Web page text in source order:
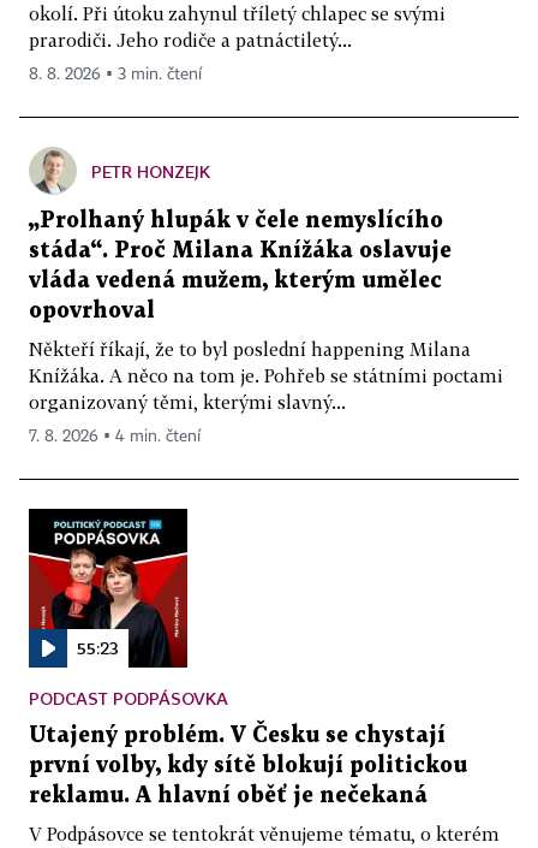
okolí. Při útoku zahynul tříletý chlapec se svými
prarodiči. Jeho rodiče a patnáctiletý...
8. 8. 2026 ▪ 3 min. čtení
PETR HONZEJK
„Prolhaný hlupák v čele nemyslícího
stáda“. Proč Milana Knížáka oslavuje
vláda vedená mužem, kterým umělec
opovrhoval
Někteří říkají, že to byl poslední happening Milana
Knížáka. A něco na tom je. Pohřeb se státními poctami
organizovaný těmi, kterými slavný...
7. 8. 2026 ▪ 4 min. čtení
55:23
PODCAST PODPÁSOVKA
Utajený problém. V Česku se chystají
první volby, kdy sítě blokují politickou
reklamu. A hlavní oběť je nečekaná
V Podpásovce se tentokrát věnujeme tématu, o kterém